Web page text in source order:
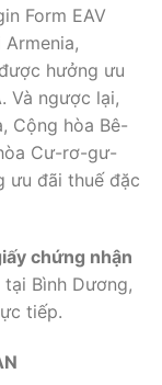
Form EAV
hưởng ưu
Và ngược lại,
Cộng hòa Bê-
Cư-rơ-gư-
ưu đãi thuế đặc
chứng nhận
Bình Dương,
tiếp.